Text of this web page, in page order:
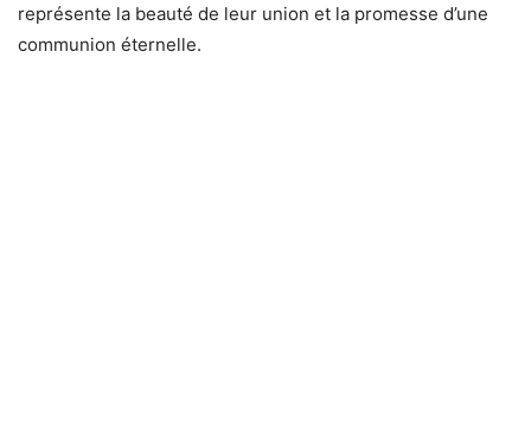
représente la beauté de leur union et la promesse d’une
communion éternelle.